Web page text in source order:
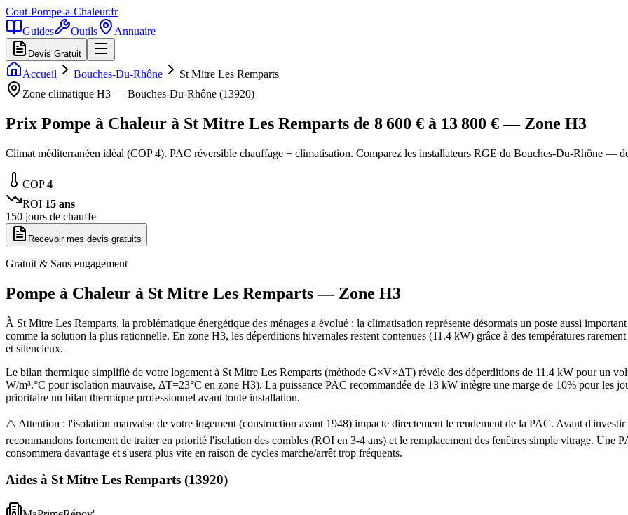
Cout-Pompe-a-Chaleur.fr
Guides
Outils Annuaire
Devis Gratuit
Accueil Bouches-Du-Rhône
St Mitre Les Remparts
Zone climatique H3 — Bouches-Du-Rhône (13920)
Prix Pompe à Chaleur à St Mitre Les Remparts de 8 600 € à 13 800 € — Zone H3
Climat méditerranéen idéal (COP 4). PAC réversible chauffage + climatisation. Comparez les installateurs RGE du Bouches-Du-Rhône —
COP4
ROI 15 ans
150 jours de chauffe
Recevoir mes devis gratuits
Gratuit & Sans engagement
Pompe à Chaleur à St Mitre Les Remparts— Zone H3
À St Mitre Les Remparts, la problématique énergétique des ménages a évolué : la climatisation représente désormais un poste aussi
comme la solution la plus rationnelle. En zone H3, les déperditions hivernales restent contenues (11.4 kW) grâce à des températures
et silencieux.
Le bilan thermique simplifié de votre logement à St Mitre Les Remparts (méthode G×V×ΔT) révèle des déperditions de 11.4 kW pour un
W/m³.°C pour isolation mauvaise, ΔT=23°C en zone H3). La puissance PAC recommandée de 13 kW intègre une marge de 10% pour les
prioritaire un bilan thermique professionnel avant toute installation.
⚠️ Attention : l'isolation mauvaise de votre logement (construction avant 1948) impacte directement le rendement de la PAC. Avant
recommandons fortement de traiter en priorité l'isolation des combles (ROI en 3-4 ans) et le remplacement des fenêtres simple vitrage. Une
consommera davantage et s'usera plus vite en raison de cycles marche/arrêt trop fréquents.
Aides à St Mitre Les Remparts (13920)